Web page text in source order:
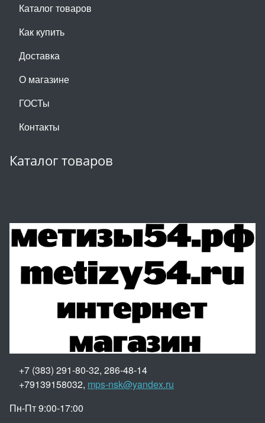
Каталог товаров
Как купить
Доставка
О магазине
ГОСТы
Контакты
Каталог товаров
+7 (383) 291-80-32, 286-48-14
+79139158032, mps-nsk@yandex.ru
Пн-Пт 9:00-17:00